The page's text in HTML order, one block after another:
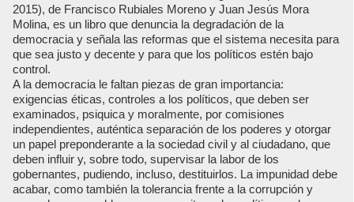
2015), de Francisco Rubiales Moreno y Juan Jesús Mora
Molina, es un libro que denuncia la degradación de la
democracia y señala las reformas que el sistema necesita para
que sea justo y decente y para que los políticos estén bajo
control.
A la democracia le faltan piezas de gran importancia:
exigencias éticas, controles a los políticos, que deben ser
examinados, psiquica y moralmente, por comisiones
independientes, auténtica separación de los poderes y otorgar
un papel preponderante a la sociedad civil y al ciudadano, que
deben influir y, sobre todo, supervisar la labor de los
gobernantes, pudiendo, incluso, destituirlos. La impunidad debe
acabar, como también la tolerancia frente a la corrupción y